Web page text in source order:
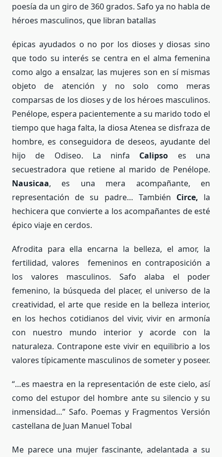
poesía da un giro de 360 grados. Safo ya no habla de
héroes masculinos, que libran batallas
épicas ayudados o no por los dioses y diosas sino
que todo su interés se centra en el alma femenina
como algo a ensalzar, las mujeres son en sí mismas
objeto de atención y no solo como meras
comparsas de los dioses y de los héroes masculinos.
Penélope, espera pacientemente a su marido todo el
tiempo que haga falta, la diosa Atenea se disfraza de
hombre, es conseguidora de deseos, ayudante del
hijo de Odiseo. La ninfa Calipso es una
secuestradora que retiene al marido de Penélope.
Nausicaa, es una mera acompañante, en
representación de su padre… También Circe, la
hechicera que convierte a los acompañantes de esté
épico viaje en cerdos.
Afrodita para ella encarna la belleza, el amor, la
fertilidad, valores femeninos en contraposición a
los valores masculinos. Safo alaba el poder
femenino, la búsqueda del placer, el universo de la
creatividad, el arte que reside en la belleza interior,
en los hechos cotidianos del vivir, vivir en armonía
con nuestro mundo interior y acorde con la
naturaleza. Contrapone este vivir en equilibrio a los
valores típicamente masculinos de someter y poseer.
“…es maestra en la representación de este cielo, así
como del estupor del hombre ante su silencio y su
inmensidad…” Safo. Poemas y Fragmentos Versión
castellana de Juan Manuel Tobal
Me parece una mujer fascinante, adelantada a su